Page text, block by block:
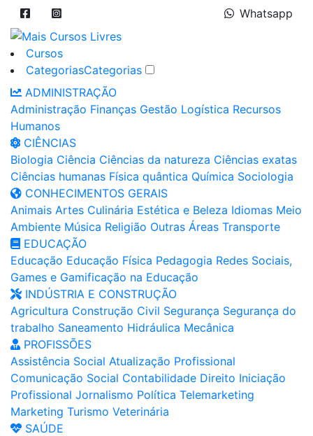
Whatsapp
Cursos
CategoriasCategorias
ADMINISTRAÇÃO
Administração Finanças Gestão Logística Recursos
Humanos
CIÊNCIAS
Biologia Ciência Ciências da natureza Ciências exatas
Ciências humanas Física quântica Química Sociologia
CONHECIMENTOS GERAIS
Animais Artes Culinária Estética e Beleza Idiomas Meio
Ambiente Música Religião Outras Áreas Transporte
EDUCAÇÃO
Educação Educação Física Pedagogia Redes Sociais,
Games e Gamificação na Educação
INDÚSTRIA E CONSTRUÇÃO
Agricultura Construção Civil Segurança Segurança do
trabalho Saneamento Hidráulica Mecânica
PROFISSÕES
Assistência Social Atualização Profissional
Comunicação Social Contabilidade Direito Iniciação
Profissional Jornalismo Política Telemarketing
Marketing Turismo Veterinária
SAÚDE